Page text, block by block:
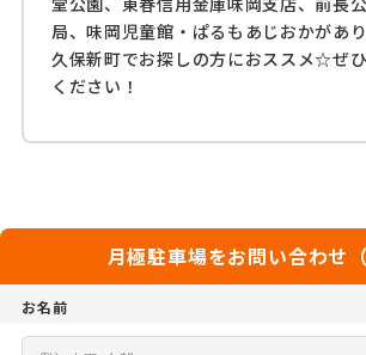
局、味岡児童館・ぱるもあじおかがあり
久保新町でお探しの方におススメ☆ぜ
ください！
月極駐車場をお問い合わせ（
お名前